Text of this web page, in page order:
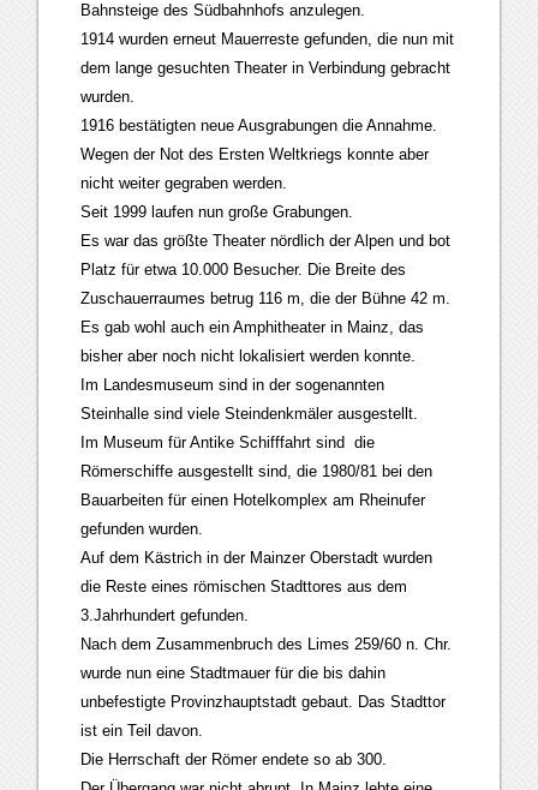
Bahnsteige des Südbahnhofs anzulegen.
1914 wurden erneut Mauerreste gefunden, die nun mit
dem lange gesuchten Theater in Verbindung gebracht
wurden.
1916 bestätigten neue Ausgrabungen die Annahme.
Wegen der Not des Ersten Weltkriegs konnte aber
nicht weiter gegraben werden.
Seit 1999 laufen nun große Grabungen.
Es war das größte Theater nördlich der Alpen und bot
Platz für etwa 10.000 Besucher. Die Breite des
Zuschauerraumes betrug 116 m, die der Bühne 42 m.
Es gab wohl auch ein Amphitheater in Mainz, das
bisher aber noch nicht lokalisiert werden konnte.
Im Landesmuseum sind in der sogenannten
Steinhalle sind viele Steindenkmäler ausgestellt.
Im Museum für Antike Schifffahrt sind die
Römerschiffe ausgestellt sind, die 1980/81 bei den
Bauarbeiten für einen Hotelkomplex am Rheinufer
gefunden wurden.
Auf dem Kästrich in der Mainzer Oberstadt wurden
die Reste eines römischen Stadttores aus dem
3.Jahrhundert gefunden.
Nach dem Zusammenbruch des Limes 259/60 n. Chr.
wurde nun eine Stadtmauer für die bis dahin
unbefestigte Provinzhauptstadt gebaut. Das Stadttor
ist ein Teil davon.
Die Herrschaft der Römer endete so ab 300.